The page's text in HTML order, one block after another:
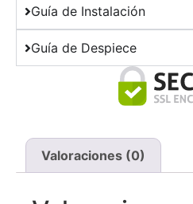
Guía de Instalación
Guía de Despiece
Valoraciones (0)